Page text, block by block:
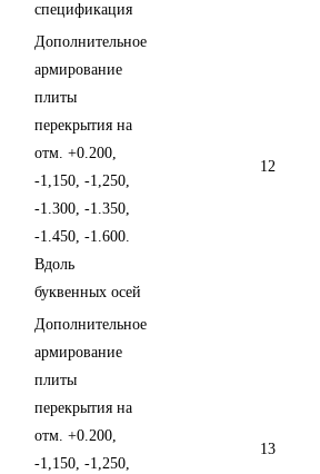
спецификация
Дополнительное
армирование
плиты
перекрытия на
отм. +0.200,
-1,150, -1,250,
-1.300, -1.350,
-1.450, -1.600.
Вдоль
буквенных осей
12
Дополнительное
армирование
плиты
перекрытия на
отм. +0.200,
-1,150, -1,250,
13